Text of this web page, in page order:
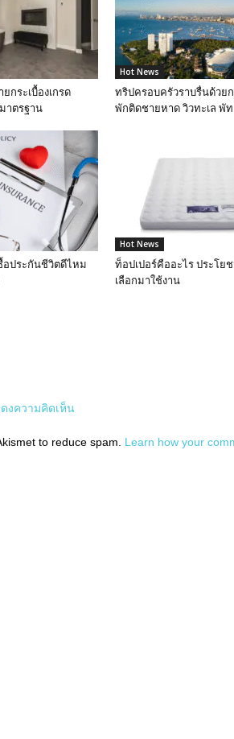
กระเบื้องเกรด
าตรฐาน
Hot News
ทริปครอบครัวราบรื่นด้วย
พักติดชายหาด วิวทะเล พั
อประกันชีวิตดีไหม
Hot News
ท็อปเปอร์คืออะไร ประโย
เลือกมาใช้งาน
งความคิดเห็น
to reduce spam. Learn how your